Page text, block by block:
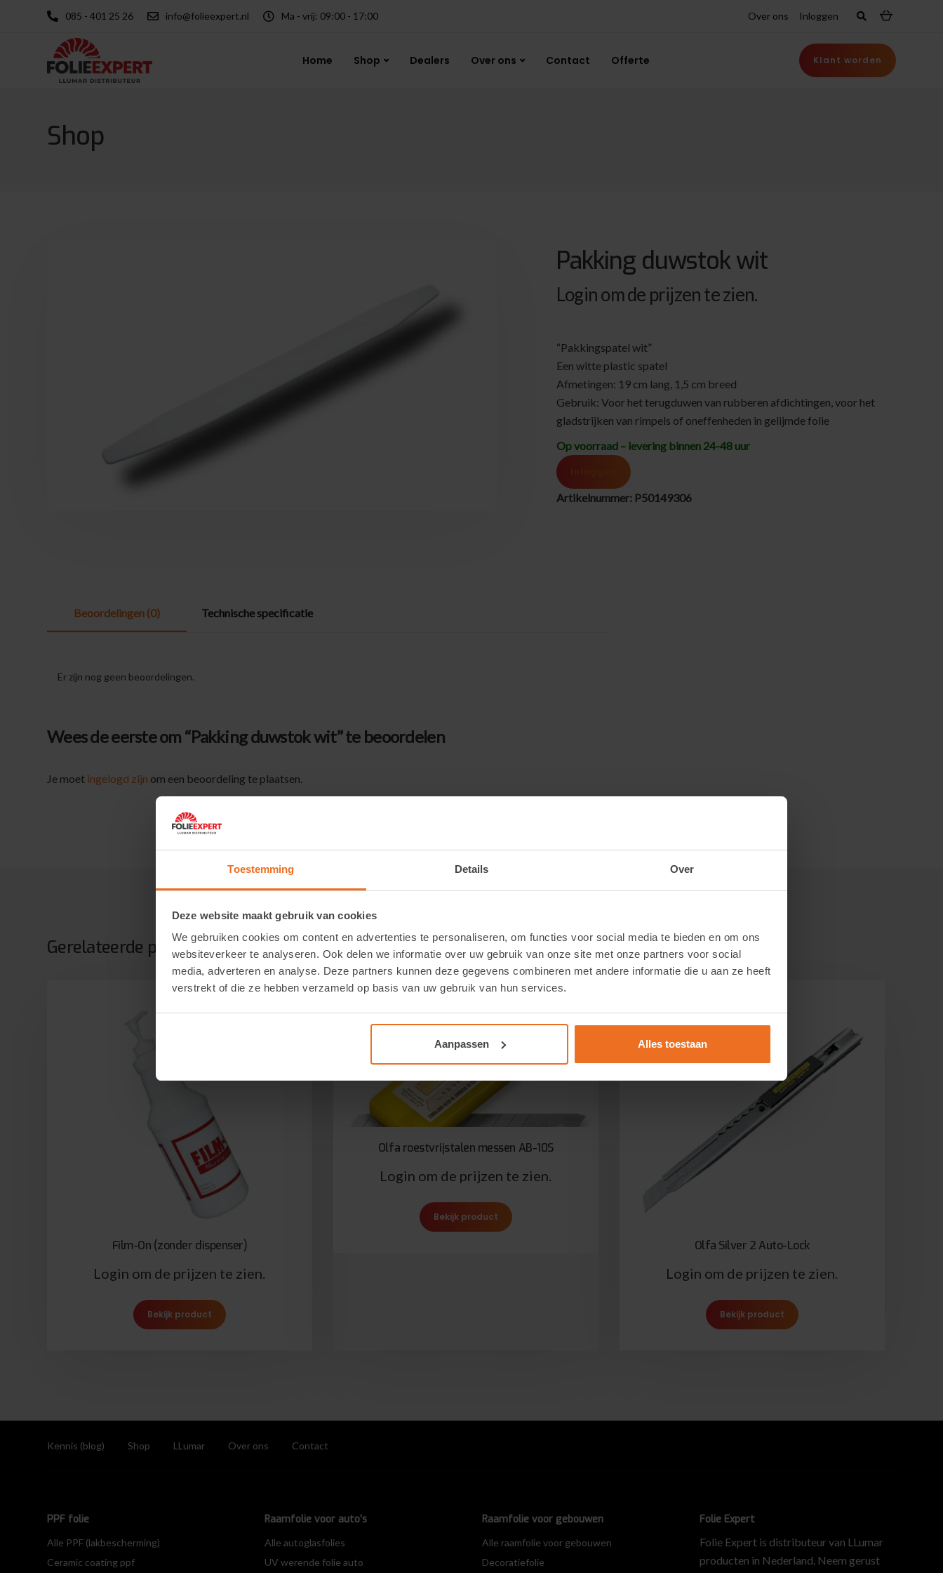
Toestemming Details Over
Deze website maakt gebruik van cookies
We gebruiken cookies om content en advertenties te personaliseren, om functies voor social media te bieden en om ons
websiteverkeer te analyseren. Ook delen we informatie over uw gebruik van onze site met onze partners voor social
media, adverteren en analyse. Deze partners kunnen deze gegevens combineren met andere informatie die u aan ze heeft
verstrekt of die ze hebben verzameld op basis van uw gebruik van hun services.
Aanpassen Alles toestaan
085 - 401 25 26 info@folieexpert.nl Ma - vrij: 09:00 - 17:00 Over ons Inloggen
Home Shop Dealers Over ons Contact Offerte Klant worden
Shop
Pakking duwstok wit
Login om de prijzen te zien.
“Pakkingspatel wit”
Een witte plastic spatel
Afmetingen: 19 cm lang, 1,5 cm breed
Gebruik: Voor het terugduwen van rubberen afdichtingen, voor het
gladstrijken van rimpels of oneffenheden in gelijmde folie
Op voorraad – levering binnen 24-48 uur
Artikelnummer: P50149306
Beoordelingen (0) Technische specificatie
Er zijn nog geen beoordelingen.
Wees de eerste om “Pakking duwstok wit” te beoordelen
Je moet ingelogd zijn om een beoordeling te plaatsen.
Gerelateerde producten
Film-On (zonder dispenser)
Login om de prijzen te zien.
Bekijk product
Olfa roestvrijstalen messen AB-10S
Login om de prijzen te zien.
Bekijk product
Olfa Silver 2 Auto-Lock
Login om de prijzen te zien.
Bekijk product
Kennis (blog) Shop LLumar Over ons Contact
PPF folie
Alle PPF (lakbescherming)
Ceramic coating ppf
Raamfolie voor auto’s
Alle autoglasfolies
UV werende folie auto
Raamfolie voor gebouwen
Alle raamfolie voor gebouwen
Decoratiefolie
Folie Expert
Folie Expert is distributeur van LLumar
producten in Nederland. Neem gerust